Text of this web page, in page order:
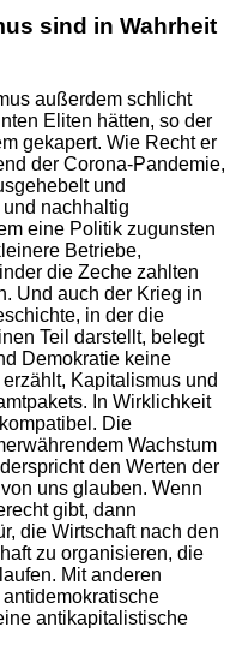
sind in Wahrheit
außerdem schlicht
Eliten hätten, so der
gekapert. Wie Recht er
der Corona-Pandemie,
und
nachhaltig
eine Politik zugunsten
Betriebe,
die Zeche zahlten
Und auch der Krieg in
in der die
Teil darstellt, belegt
Demokratie keine
Kapitalismus und
In Wirklichkeit
Die
Wachstum
den Werten der
uns glauben. Wenn
gibt, dann
die Wirtschaft nach den
zu organisieren, die
Mit anderen
antikapitalistische